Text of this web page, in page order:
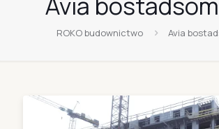
ROKO budownictwo Avia